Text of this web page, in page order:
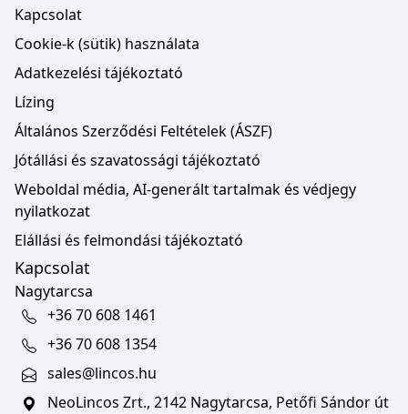
Kapcsolat
Cookie-k (sütik) használata
Adatkezelési tájékoztató
Lízing
Általános Szerződési Feltételek (ÁSZF)
Jótállási és szavatossági tájékoztató
Weboldal média, AI-generált tartalmak és védjegy
nyilatkozat
Elállási és felmondási tájékoztató
Kapcsolat
Nagytarcsa
+36 70 608 1461
+36 70 608 1354
sales@lincos.hu
NeoLincos Zrt., 2142 Nagytarcsa, Petőfi Sándor út